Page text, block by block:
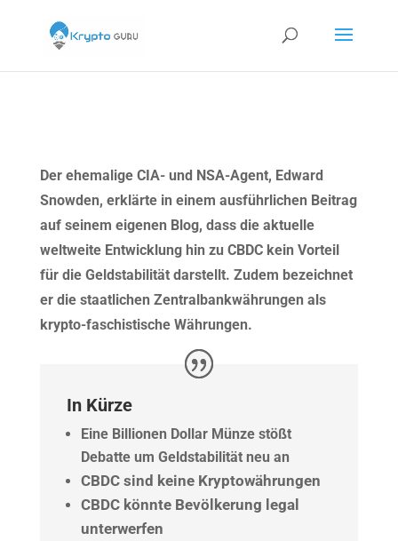
Der ehemalige CIA- und NSA-Agent, Edward
Snowden, erklärte in einem ausführlichen Beitrag
auf seinem eigenen Blog, dass die aktuelle
weltweite Entwicklung hin zu CBDC kein Vorteil
für die Geldstabilität darstellt. Zudem bezeichnet
er die staatlichen Zentralbankwährungen als
krypto-faschistische Währungen.
In Kürze
Eine Billionen Dollar Münze stößt
Debatte um Geldstabilität neu an
CBDC sind keine Kryptowährungen
CBDC könnte Bevölkerung legal
unterwerfen